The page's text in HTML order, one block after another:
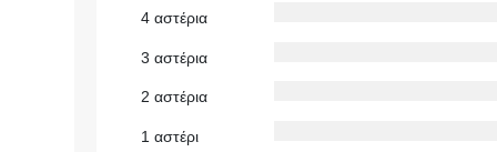
4 αστέρια
3 αστέρια
2 αστέρια
1 αστέρι